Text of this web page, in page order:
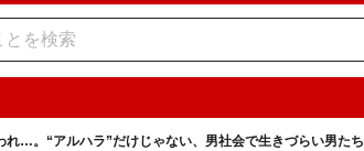
れ…。“アルハラ”だけじゃない、男社会で生きづらい男たち